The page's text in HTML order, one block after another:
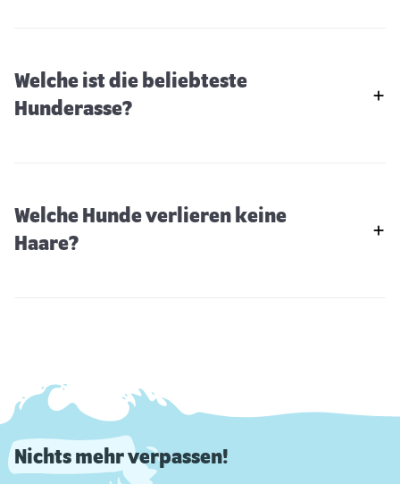
Welche ist die beliebteste
Hunderasse?
Welche Hunde verlieren keine
Haare?
Nichts mehr verpassen!